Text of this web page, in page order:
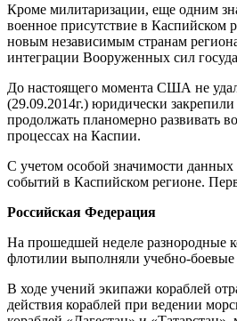
Кроме милитаризации, еще одним
военное присутствие в
новым независимым странам
интеграции Вооруженных сил
До настоящего момента США не
(29.09.2014г.) юридически
продолжать планомерно развивать
процессах на Каспии.
С учетом особой значимости данных
событий в Каспийском регионе.
Российская Федерация
На прошедшей неделе разнородные
флотилии выполняли учебно-боевые
В ходе учений экипажи кораблей
действия кораблей при ведении